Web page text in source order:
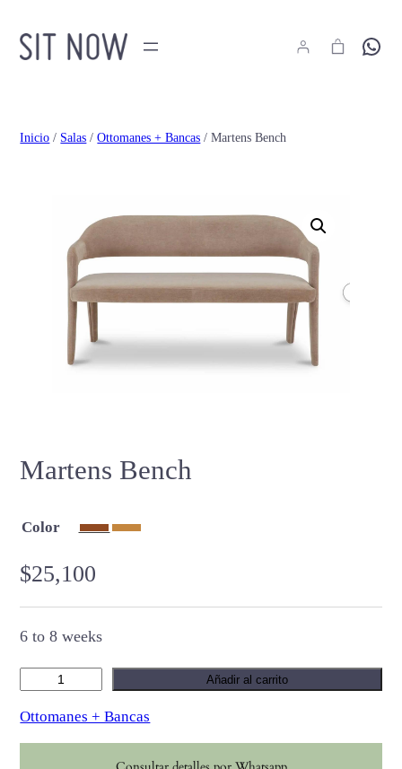
Hola
Inicio / Salas /Ottomanes + Bancas / Martens Bench
Martens Bench
Color
$25,100
6 to 8 weeks
r
t
Añadir al carrito
Ottomanes + Bancas